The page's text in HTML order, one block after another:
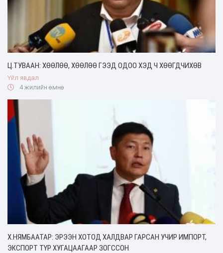
Ц.ТУВААН: ХӨӨЛӨӨ, ХӨӨЛӨӨ ГЭЭД ОДОО ХЭД Ч ХӨӨГДЧИХӨВ
Үйл явдал
4 жилийн өмнө
Х.НЯМБААТАР: ЭРЭЭН ХОТОД ХАЛДВАР ГАРСАН УЧИР ИМПОРТ,
ЭКСПОРТ ТҮР ХУГАЦААГААР ЗОГССОН